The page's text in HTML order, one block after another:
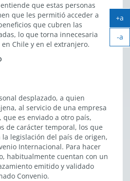
que estas personas
que les permitió acceder a
que cubren las
lo que torna innecesaria
Chile y en el extranjero.
desplazado, a quien
al servicio de una empresa
que es enviado a otro país,
de carácter temporal, los que
legislación del país de origen,
Internacional. Para hacer
habitualmente cuentan con un
emitido y validado
Convenio.
+a
-a